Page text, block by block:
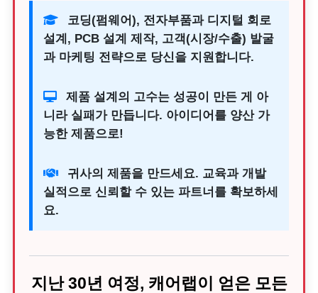
코딩(펌웨어), 전자부품과 디지털 회로
설계, PCB 설계 제작, 고객(시장/수출) 발굴
과 마케팅 전략으로 당신을 지원합니다.
제품 설계의 고수는 성공이 만든 게 아
니라 실패가 만듭니다. 아이디어를 양산 가
능한 제품으로!
귀사의 제품을 만드세요. 교육과 개발
실적으로 신뢰할 수 있는 파트너를 확보하세
요.
지난 30년 여정, 캐어랩이 얻은 모든